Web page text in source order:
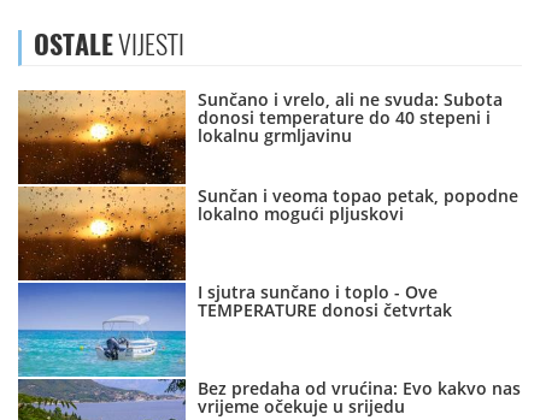
OSTALEVIJESTI
Sunčano i vrelo, ali ne svuda: Subota
donosi temperature do 40 stepeni i
lokalnu grmljavinu
Sunčan i veoma topao petak, popodne
lokalno mogući pljuskovi
I sjutra sunčano i toplo - Ove
TEMPERATURE donosi četvrtak
Bez predaha od vrućina: Evo kakvo nas
vrijeme očekuje u srijedu